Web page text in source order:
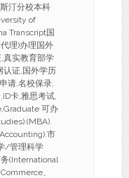
汀分校本科
of
Transcript国
理)办理国外
真实教育部学
认证,国外学历
请,名校保录,
卡,雅思考试,
可办
市
/管理科学
(International
、